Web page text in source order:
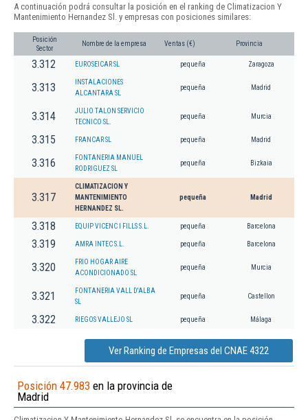
A continuación podrá consultar la posición en el ranking de Climatizacion Y
Mantenimiento Hernandez Sl. y empresas con posiciones similares:
Posición
Sector
Nombre de la empresa Ventas (€) Provincia
3.312 EUROSEICAR SL pequeña Zaragoza
3.313
INSTALACIONES
ALCANTARA SL
pequeña Madrid
3.314
JULIO TALON SERVICIO
TECNICO SL.
pequeña Murcia
3.315 FRANCAR SL pequeña Madrid
3.316
FONTANERIA MANUEL
RODRIGUEZ SL
pequeña Bizkaia
3.317
CLIMATIZACION Y
MANTENIMIENTO
HERNANDEZ SL.
pequeña Madrid
3.318 EQUIP VICENC I FILLS S.L. pequeña Barcelona
3.319 AMRA INTEC S.L. pequeña Barcelona
3.320
FRIO HOGAR AIRE
ACONDICIONADO SL
pequeña Murcia
3.321
FONTANERIA VALL D'ALBA
SL
pequeña Castellon
3.322 RIEGOS VALLEJO SL pequeña Málaga
Ver Ranking de Empresas del CNAE 4322
Posición 47.983 en la provincia de
Madrid